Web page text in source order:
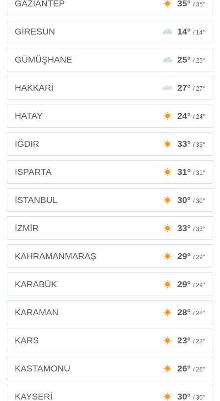
GAZİANTEP 35° / 35°
GİRESUN 14° / 14°
GÜMÜŞHANE 25° / 25°
HAKKARİ 27° / 27°
HATAY 24° / 24°
IĞDIR 33° / 33°
ISPARTA 31° / 31°
İSTANBUL 30° / 30°
İZMİR 33° / 33°
KAHRAMANMARAŞ 29° / 29°
KARABÜK 29° / 29°
KARAMAN 28° / 28°
KARS 23° / 23°
KASTAMONU 26° / 26°
KAYSERİ 30° / 30°